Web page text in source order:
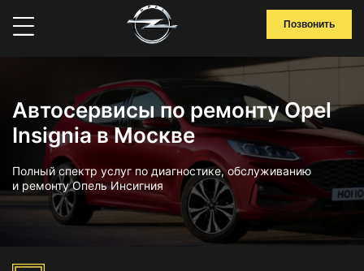
Позвонить
Автосервисы по ремонту Opel
Insignia в Москве
Полный спектр услуг по диагностике, обслуживанию
и ремонту Опель Инсигния